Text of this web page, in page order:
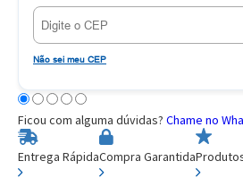
Não sei meu CEP
Ficou com alguma dúvidas? Chame no
Entrega RápidaCompra Garantida